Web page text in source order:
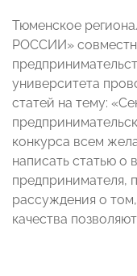
Тюменское
РОССИИ»
университета
статей на тему:
конкурса всем
написать статью о
предпринимателя,
рассуждения о
качества